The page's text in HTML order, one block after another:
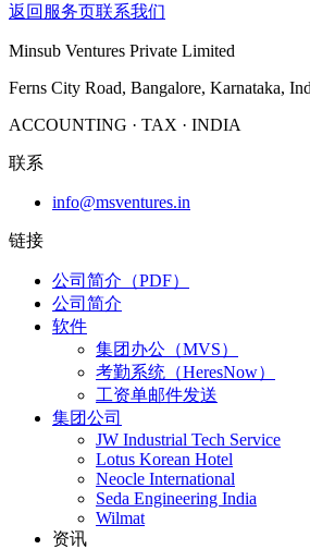
返回服务页联系我们
Minsub Ventures Private Limited
Ferns City Road, Bangalore, Karnataka,
ACCOUNTING · TAX · INDIA
联系
info@msventures.in
链接
公司简介（PDF）
公司简介
软件
集团办公（MVS）
考勤系统（HeresNow）
工资单邮件发送
集团公司
JW Industrial Tech Service
Lotus Korean Hotel
Neocle International
Seda Engineering India
Wilmat
资讯